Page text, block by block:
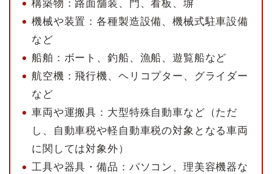
構築物：路面舗装、門、看板、塀
機械や装置：各種製造設備、機械式駐車設備
など
船舶：ボート、釣船、漁船、遊覧船など
航空機：飛行機、ヘリコプター、グライダー
など
車両や運搬具：大型特殊自動車など（ただ
し、自動車税や軽自動車税の対象となる車両
に関しては対象外）
工具や器具・備品：パソコン、理美容機器な